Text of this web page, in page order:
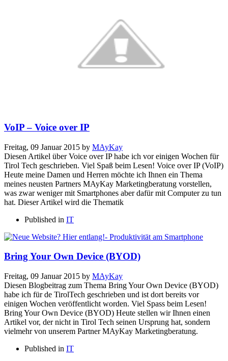
VoIP – Voice over IP
Freitag, 09 Januar 2015 by MAyKay
Diesen Artikel über Voice over IP habe ich vor einigen Wochen für
Tirol Tech geschrieben. Viel Spaß beim Lesen! Voice over IP (VoIP)
Heute meine Damen und Herren möchte ich Ihnen ein Thema
meines neusten Partners MAyKay Marketingberatung vorstellen,
was zwar weniger mit Smartphones aber dafür mit Computer zu tun
hat. Dieser Artikel wird die Thematik
Published in IT
Bring Your Own Device (BYOD)
Freitag, 09 Januar 2015 by MAyKay
Diesen Blogbeitrag zum Thema Bring Your Own Device (BYOD)
habe ich für de TirolTech geschrieben und ist dort bereits vor
einigen Wochen veröffentlicht worden. Viel Spass beim Lesen!
Bring Your Own Device (BYOD) Heute stellen wir Ihnen einen
Artikel vor, der nicht in Tirol Tech seinen Ursprung hat, sondern
vielmehr von unserem Partner MAyKay Marketingberatung.
Published in IT